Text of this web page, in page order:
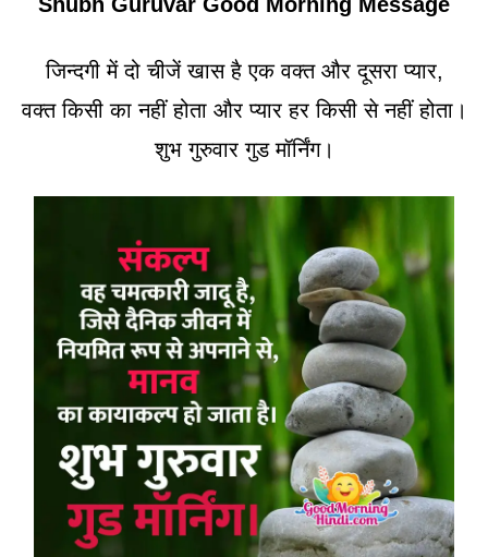
जिन्दगी में दो चीजें खास है एक वक्त और दूसरा प्यार,
वक्त किसी का नहीं होता और प्यार हर किसी से नहीं होता।
शुभ गुरुवार गुड मॉर्निंग।